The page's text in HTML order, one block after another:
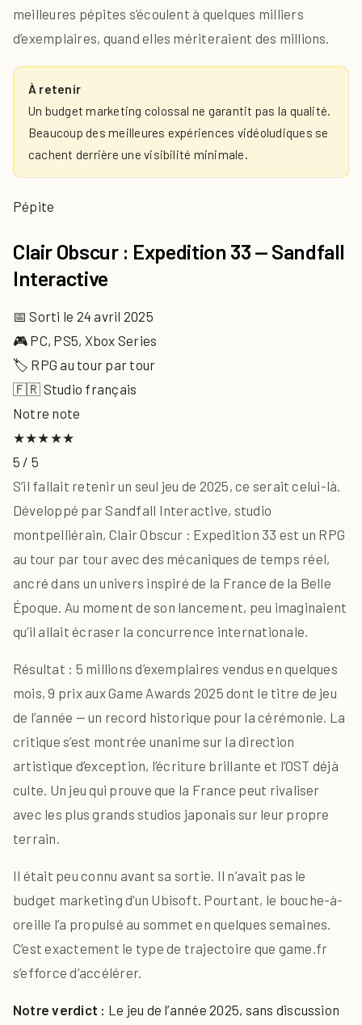
meilleures pépites s’écoulent à quelques milliers
d’exemplaires, quand elles mériteraient des millions.
À retenir
Un budget marketing colossal ne garantit pas la qualité.
Beaucoup des meilleures expériences vidéoludiques se
cachent derrière une visibilité minimale.
Pépite
Clair Obscur : Expedition 33 — Sandfall
Interactive
📅 Sorti le 24 avril 2025
🎮 PC, PS5, Xbox Series
🏷 RPG au tour par tour
🇫🇷 Studio français
Notre note
★★★★★
5 / 5
S’il fallait retenir un seul jeu de 2025, ce serait celui-là.
Développé par Sandfall Interactive, studio
montpelliérain, Clair Obscur : Expedition 33 est un RPG
au tour par tour avec des mécaniques de temps réel,
ancré dans un univers inspiré de la France de la Belle
Époque. Au moment de son lancement, peu imaginaient
qu’il allait écraser la concurrence internationale.
Résultat : 5 millions d’exemplaires vendus en quelques
mois, 9 prix aux Game Awards 2025 dont le titre de jeu
de l’année — un record historique pour la cérémonie. La
critique s’est montrée unanime sur la direction
artistique d’exception, l’écriture brillante et l’OST déjà
culte. Un jeu qui prouve que la France peut rivaliser
avec les plus grands studios japonais sur leur propre
terrain.
Il était peu connu avant sa sortie. Il n’avait pas le
budget marketing d’un Ubisoft. Pourtant, le bouche-à-
oreille l’a propulsé au sommet en quelques semaines.
C’est exactement le type de trajectoire que game.fr
s’efforce d’accélérer.
Notre verdict : Le jeu de l’année 2025, sans discussion